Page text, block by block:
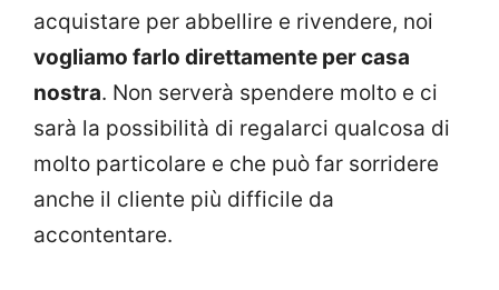
acquistare per abbellire e rivendere, noi
vogliamo farlo direttamente per casa
nostra. Non serverà spendere molto e ci
sarà la possibilità di regalarci qualcosa di
molto particolare e che può far sorridere
anche il cliente più difficile da
accontentare.